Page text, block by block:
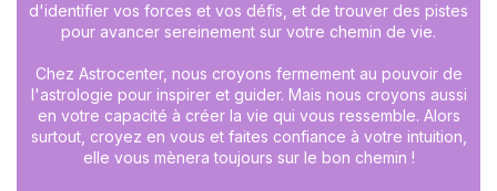
d'identifier vos forces et vos défis, et de trouver des pistes
pour avancer sereinement sur votre chemin de vie.
Chez Astrocenter, nous croyons fermement au pouvoir de
l'astrologie pour inspirer et guider. Mais nous croyons aussi
en votre capacité à créer la vie qui vous ressemble. Alors
surtout, croyez en vous et faites confiance à votre intuition,
elle vous mènera toujours sur le bon chemin !